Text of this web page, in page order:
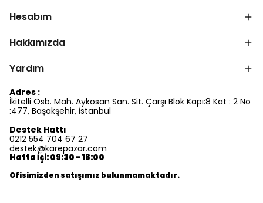
Hesabım
Hakkımızda
Yardım
Adres :
İkitelli Osb. Mah. Aykosan San. Sit. Çarşı Blok Kapı:8 Kat : 2 No
:477, Başakşehir, İstanbul
Destek Hattı
0212 554 704 67 27
destek@karepazar.com
Hafta İçi: 09:30 - 18:00
Ofisimizden satışımız bulunmamaktadır.